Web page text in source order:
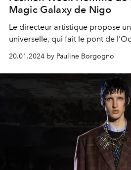
Magic Galaxy de Nigo
Le directeur artistique propose
universelle, qui fait le pont de
20.01.2024 by Pauline Borgogno